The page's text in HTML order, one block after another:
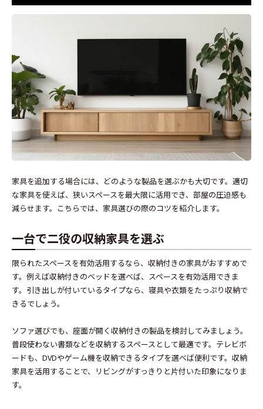
家具を追加する場合には、どのような製品を選ぶかも大切です。適切
な家具を使えば、狭いスペースを最大限に活用でき、部屋の圧迫感も
減らせます。こちらでは、家具選びの際のコツを紹介します。
一台で二役の収納家具を選ぶ
限られたスペースを有効活用するなら、収納付きの家具がおすすめで
す。例えば収納付きのベッドを選べば、スペースを有効活用できま
す。引き出しが付いているタイプなら、寝具や衣類をたっぷり収納で
きるでしょう。
ソファ選びでも、座面が開く収納付きの製品を検討してみましょう。
普段使わない書類などを収納するスペースとして最適です。テレビボ
ードも、DVDやゲーム機を収納できるタイプを選べば便利です。収納
家具を活用することで、リビングがすっきりと片付いた印象になりま
す。